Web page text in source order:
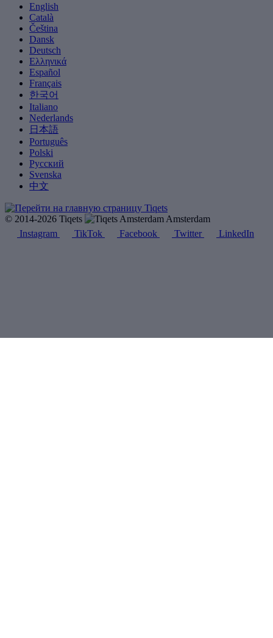
English
Català
Čeština
Dansk
Deutsch
Ελληνικά
Español
Français
한국어
Italiano
Nederlands
日本語
Português
Polski
Русский
Svenska
中文
© 2014-2026 Tiqets
Amsterdam
Instagram
TikTok Facebook Twitter LinkedIn